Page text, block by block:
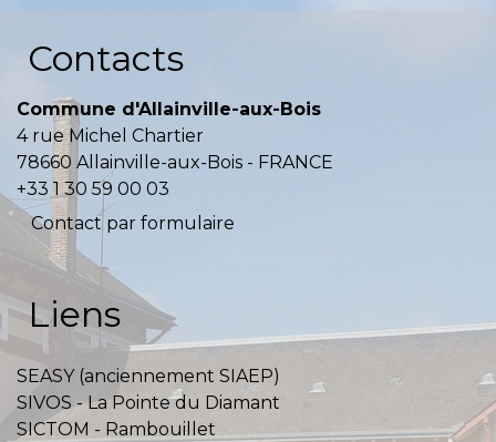
Contacts
Commune d'Allainville-aux-Bois
4 rue Michel Chartier
78660 Allainville-aux-Bois - FRANCE
+33 1 30 59 00 03
Contact par formulaire
Liens
SEASY (anciennement SIAEP)
SIVOS - La Pointe du Diamant
SICTOM - Rambouillet